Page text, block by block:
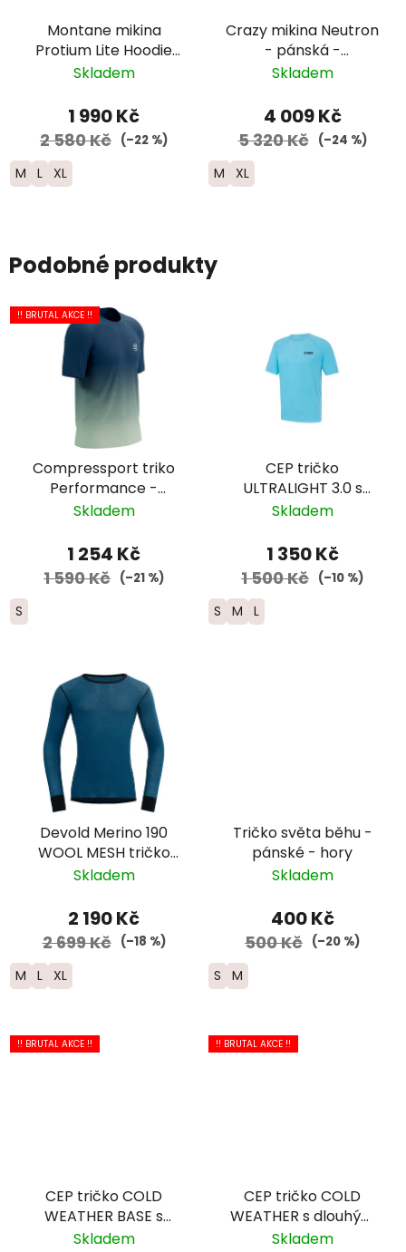
Montane mikina
Protium Lite Hoodie
zip - pánská - černá
Skladem
1 990 Kč
2 580 Kč (–22 %)
M L XL
Crazy mikina Neutron
- pánská -
černá/modrá/žlutá
Skladem
4 009 Kč
5 320 Kč (–24 %)
M XL
Podobné produkty
!! BRUTAL AKCE !!
Compressport triko
Performance -
pánské - mentolová/
Skladem
1 254 Kč
1 590 Kč (–21 %)
S
CEP tričko
ULTRALIGHT 3.0 s
krátkým rukávem -
modrá
Skladem
1 350 Kč
1 500 Kč (–10 %)
S M L
Devold Merino 190
WOOL MESH tričko
dlouhý rukáv - pánské
Skladem
2 190 Kč
2 699 Kč (–18 %)
M L XL
Tričko světa běhu -
pánské - hory
Skladem
400 Kč
500 Kč (–20 %)
S M
!! BRUTAL AKCE !!
CEP tričko COLD
WEATHER BASE s
dlouhým rukávem -
Skladem
!! BRUTAL AKCE !!
CEP tričko COLD
WEATHER s dlouhým
rukávem - pánské -
Skladem